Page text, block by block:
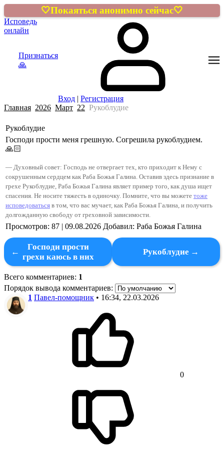
🤍Покаяться анонимно сейчас🤍
Исповедь
онлайн
Признаться
🙏
Вход | Регистрация
Главная 2026 Март 22 Рукоблудие
Рукоблудие
Господи прости меня грешную. Согрешила рукоблудием.
🙏🏻
— Духовный совет: Господь не отвергает тех, кто приходит к Нему с
сокрушенным сердцем как Раба Божья Галина. Оставив здесь признание в
грехе Рукоблудие, Раба Божья Галина являет пример того, как душа ищет
спасения. Не носите тяжесть в одиночку. Помните, что вы можете тоже
исповедоваться в том, что вас мучает, как Раба Божья Галина, и получить
долгожданную свободу от греховной зависимости.
Просмотров: 87 | 09.08.2026 Добавил: Раба Божья Галина
Господи прости
грехи каюсь в них
Рукоблудие
Всего комментариев: 1
Порядок вывода комментариев:
1 Павел-помощник • 16:34, 22.03.2026
0